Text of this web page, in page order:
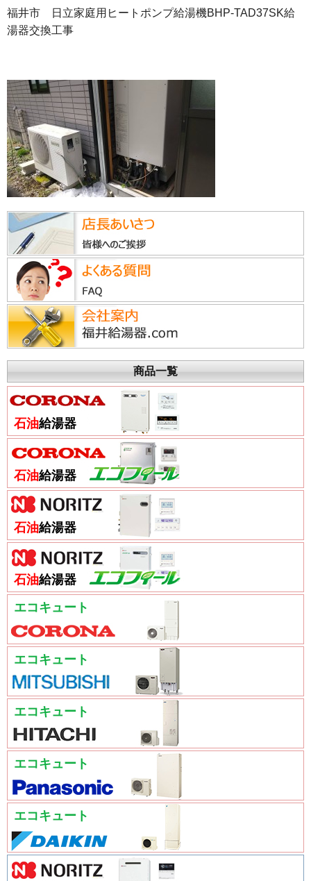
福井市 日立家庭用ヒートポンプ給湯機BHP-TAD37SK給
湯器交換工事
商品一覧
石油給湯器
石油給湯器
石油給湯器
石油給湯器
エコキュート
エコキュート
エコキュート
エコキュート
エコキュート